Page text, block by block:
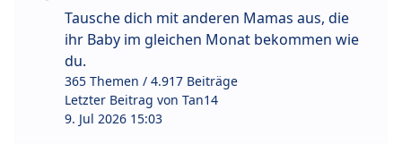
Tausche dich mit anderen Mamas aus, die
ihr Baby im gleichen Monat bekommen wie
du.
365 Themen / 4.917 Beiträge
Letzter Beitrag von Tan14
9. Jul 2026 15:03